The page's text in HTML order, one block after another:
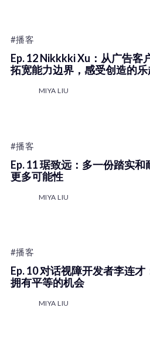
#播客
Ep. 12 Nikkkki Xu：从广告客
拓宽能力边界，感受创造的乐
MIYA LIU
#播客
Ep. 11 琚致远：多一份踏实
更多可能性
MIYA LIU
#播客
Ep. 10 对话视障开发者李连
拥有平等的机会
MIYA LIU